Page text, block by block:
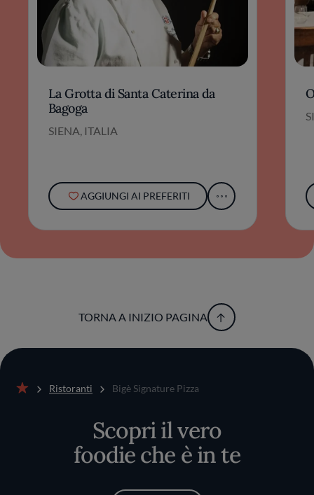
La Grotta di Santa Caterina da
Bagoga
SIENA, ITALIA
AGGIUNGI AI PREFERITI
TORNA A INIZIO PAGINA
Ristoranti Bigè Signature Pizza
Scopri il vero
foodie che è in te